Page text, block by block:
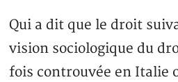
Qui a dit que le droit
vision sociologique du
fois controuvée en Italie